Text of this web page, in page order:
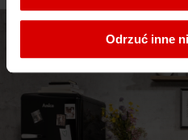
Odrzuć inne
Ostrzeżenia i
bezpieczeństwa